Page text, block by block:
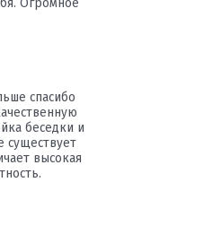
спасибо
беседки и
существует
высокая